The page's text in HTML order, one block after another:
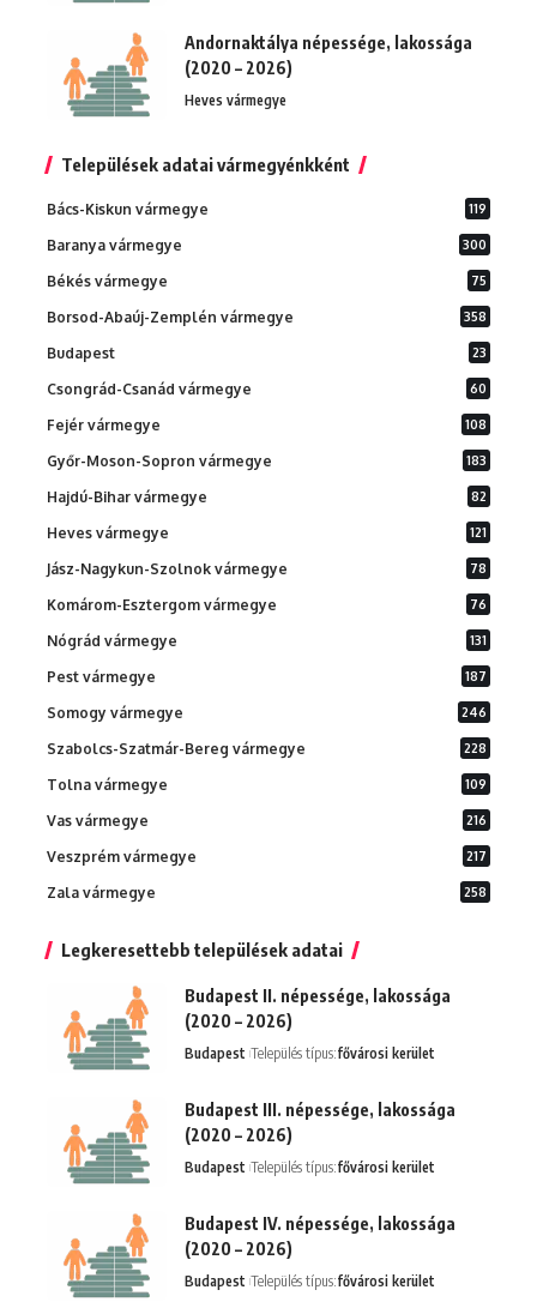
Andornaktálya népessége, lakossága
(2020 – 2026)
Heves vármegye
Települések adatai vármegyénkként
Bács-Kiskun vármegye 119
Baranya vármegye 300
Békés vármegye 75
Borsod-Abaúj-Zemplén vármegye 358
Budapest 23
Csongrád-Csanád vármegye 60
Fejér vármegye 108
Győr-Moson-Sopron vármegye 183
Hajdú-Bihar vármegye 82
Heves vármegye 121
Jász-Nagykun-Szolnok vármegye 78
Komárom-Esztergom vármegye 76
Nógrád vármegye 131
Pest vármegye 187
Somogy vármegye 246
Szabolcs-Szatmár-Bereg vármegye 228
Tolna vármegye 109
Vas vármegye 216
Veszprém vármegye 217
Zala vármegye 258
Legkeresettebb települések adatai
Budapest II. népessége, lakossága
(2020 – 2026)
Budapest Település típus:fővárosi kerület
Budapest III. népessége, lakossága
(2020 – 2026)
Budapest Település típus:fővárosi kerület
Budapest IV. népessége, lakossága
(2020 – 2026)
Budapest Település típus:fővárosi kerület